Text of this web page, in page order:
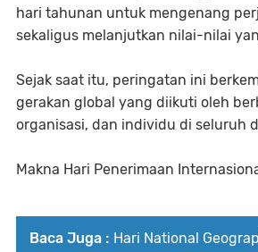
hari tahunan untuk mengenang
sekaligus melanjutkan nilai-nilai
Sejak saat itu, peringatan ini
gerakan global yang diikuti oleh
organisasi, dan individu di seluruh
Makna Hari Penerimaan
Baca Juga : Hari National